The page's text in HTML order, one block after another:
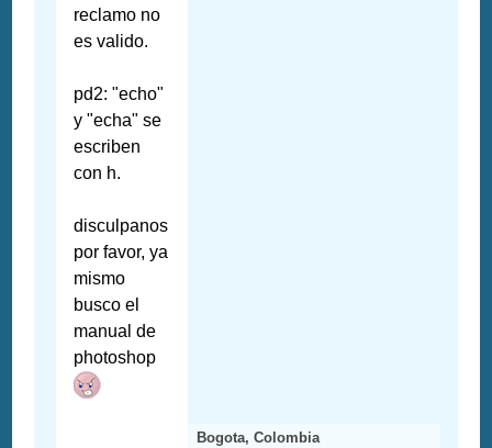
reclamo no
es valido.
pd2: "echo"
y "echa" se
escriben
con h.
disculpanos
por favor, ya
mismo
busco el
manual de
photoshop
Bogota, Colombia